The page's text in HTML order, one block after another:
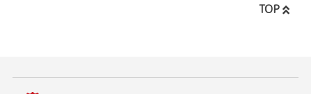
TOP